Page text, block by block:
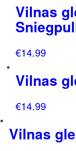
Vilnas
€14.99
Vilnas
€14.99
Vilnas